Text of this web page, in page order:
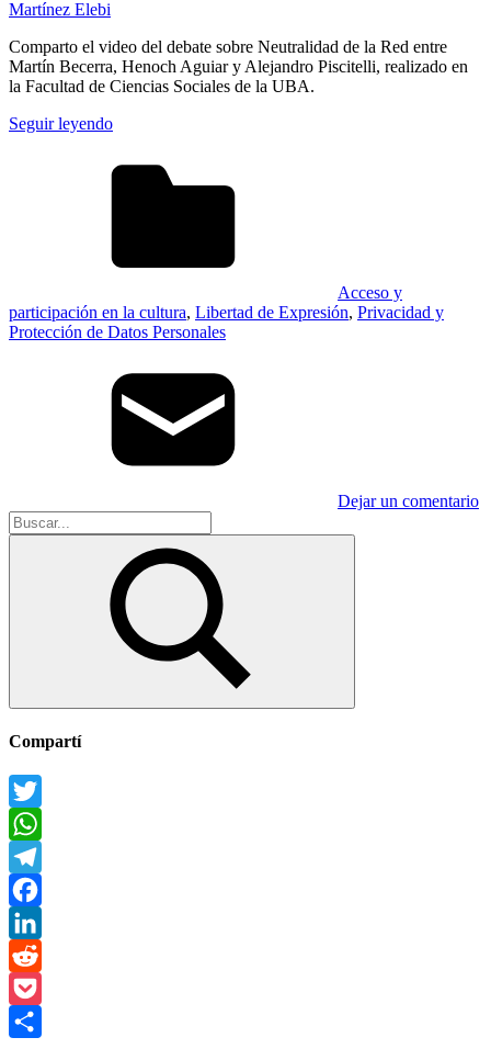
Martínez Elebi
Comparto el video del debate sobre Neutralidad de la Red entre
Martín Becerra, Henoch Aguiar y Alejandro Piscitelli, realizado en
la Facultad de Ciencias Sociales de la UBA.
Seguir leyendo
Acceso y
participación en la cultura, Libertad de Expresión, Privacidad y
Protección de Datos Personales
Dejar un comentario
Buscar:
Buscar
Compartí
Twitter
WhatsApp
Telegram
Facebook
LinkedIn
Reddit
Pocket